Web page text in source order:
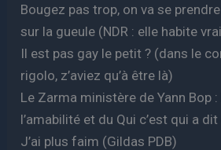
Bougez pas trop, on va se
sur la gueule (NDR : elle habite
Il est pas gay le petit ? (dans le
rigolo, z’aviez qu’à être là)
Le Zarma ministère de Yann Bop
l’amabilité et du Qui c’est qui a dit
J’ai plus faim (Gildas PDB)